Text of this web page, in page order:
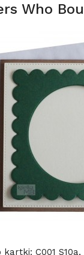
Who
C001 S10a,